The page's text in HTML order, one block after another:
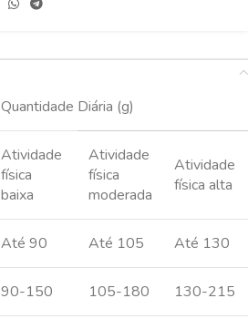
Quantidade Diária (g)
Atividade
física
baixa
Atividade
física
moderada
Atividade
física alta
Até 90 Até 105 Até 130
90-150 105-180 130-215